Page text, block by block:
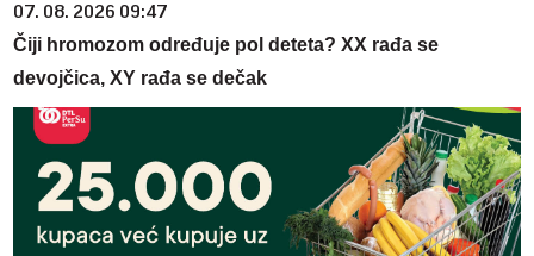
07. 08. 2026 09:47
Čiji hromozom određuje pol deteta? XX rađa se
devojčica, XY rađa se dečak